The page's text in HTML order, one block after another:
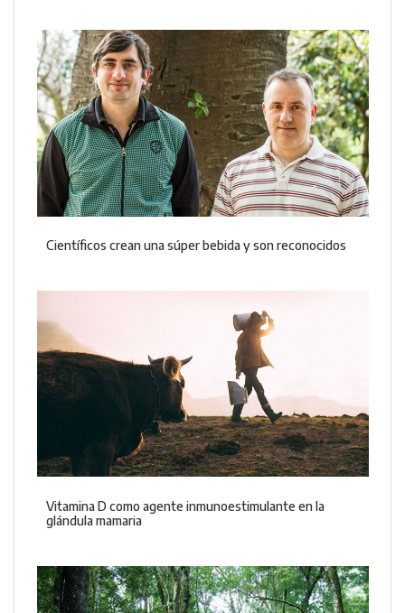
Científicos crean una súper bebida y son reconocidos
Vitamina D como agente inmunoestimulante en la
glándula mamaria